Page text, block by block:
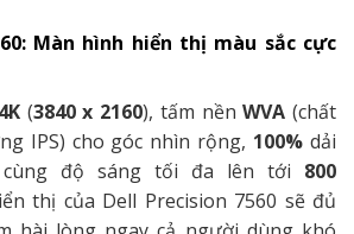
Màn hình hiển thị màu sắc cực
4K(3840 x 2160), tấm nềnWVA (chất
IPS) cho góc nhìn rộng, 100% dải
cùng độ sáng tối đa lên tới 800
thị của Dell Precision 7560 sẽ đủ